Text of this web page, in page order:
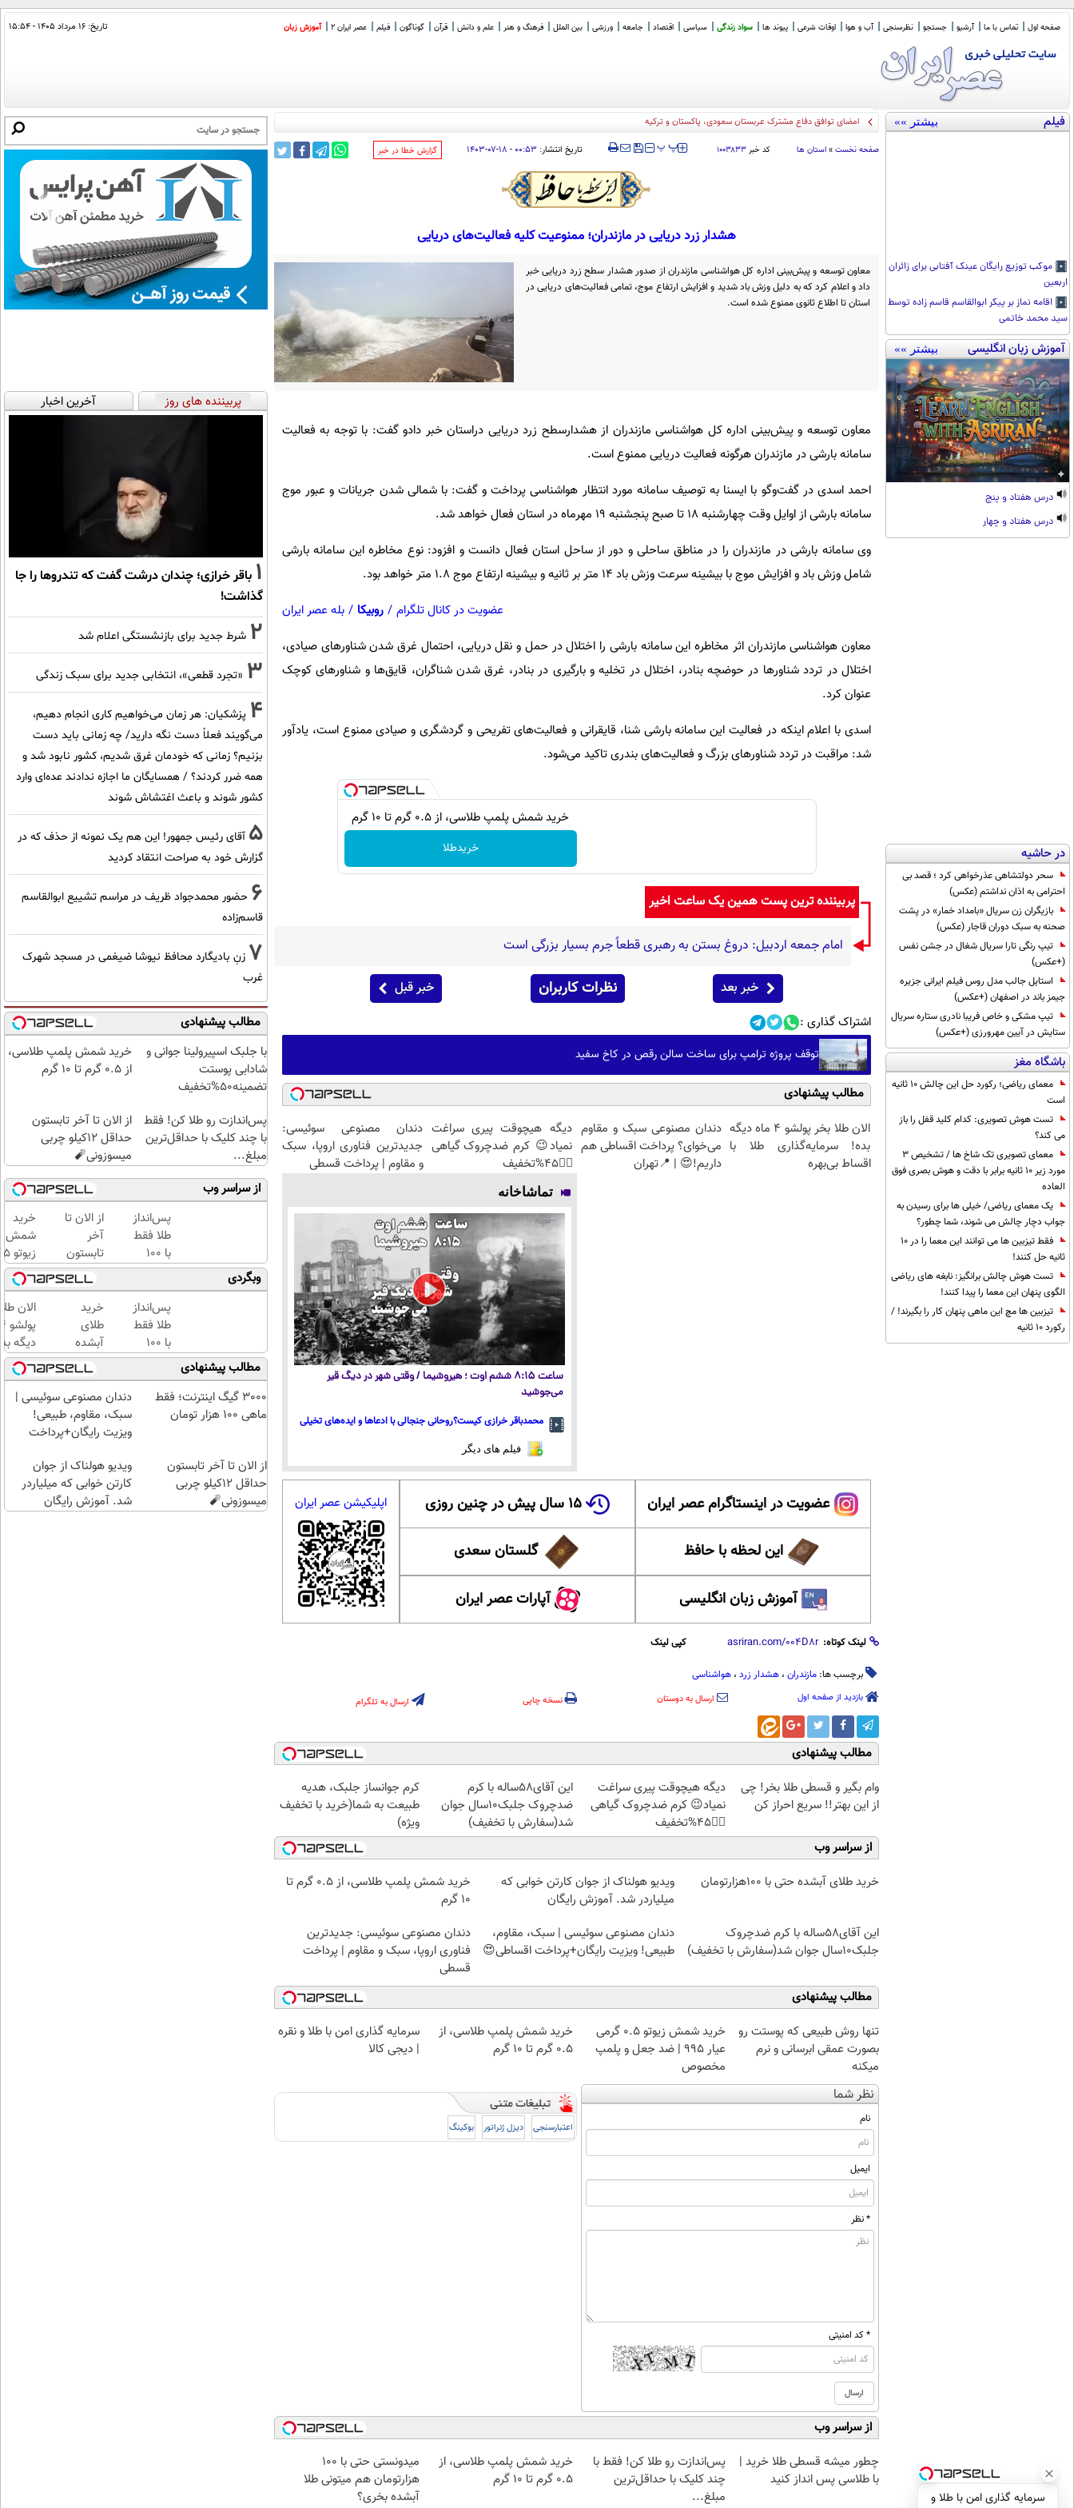
صفحه اول تماس با ما آرشیو جستجو نظرسنجی آب و هوا اوقات شرعی پیوند ها سواد زندگی سیاسی اقتصاد جامعه ورزشی بین الملل فرهنگ و هنر علم و دانش قرآن گوناگون فیلم عصر ایران 2 آموزش زبان تاریخ: ۱۶ مرداد ۱۴۰۵ - ۱۵:۵۴
فیلم بیشتر »»
موکب توزیع رایگان عینک آفتابی برای زائران
اربعین
اقامه نماز بر پیکر ابوالقاسم قاسم زاده توسط
سید محمد خاتمی
آموزش زبان انگلیسی بیشتر »»
درس هفتاد و پنج
درس هفتاد و چهار
در حاشیه
سحر دولتشاهی عذرخواهی کرد ؛ قصد بی
احترامی به اذان نداشتم (عکس)
بازیگران زن سریال «بامداد خمار» در پشت
صحنه به سبک دوران قاجار (عکس)
تیپ رنگی تارا سریال شغال در جشن نفس
(+عکس)
استایل جالب مدل روس فیلم ایرانی جزیره
جیمز باند در اصفهان (+عکس)
تیپ مشکی و خاص فریبا نادری ستاره سریال
ستایش در آیین مهرورزی (+عکس)
باشگاه مغز
معمای ریاضی؛ رکورد حل این چالش 10 ثانیه
است
تست هوش تصویری: کدام کلید قفل را باز
می کند؟
معمای تصویری تک شاخ ها / تشخیص 3
مورد زیر 10 ثانیه برابر با دقت و هوش بصری فوق
العاده
یک معمای ریاضی/ خیلی ها برای رسیدن به
جواب دچار چالش می شوند، شما چطور؟
فقط تیزبین ها می توانند این معما را در 10
ثانیه حل کنند!
تست هوش چالش برانگیز: نابغه های ریاضی
الگوی پنهان این معما را پیدا کنند!
تیزبین ها مچ این ماهی پنهان کار را بگیرند! /
رکورد 10 ثانیه
سخنگوی کمیسیون _
صفحه نخست » استان ها کد خبر ۱۰۰۳۸۳۳ ‍‍‍ پپ تاریخ انتشار: ۰۰:۵۳ - ۱۸-۰۷-۱۴۰۳ ‌گزارش خطا در خبر
هشدار زرد دریایی در مازندران؛ ممنوعیت کلیه فعالیت‌های دریایی
معاون توسعه و پیش‌بینی اداره کل هواشناسی مازندران از صدور هشدار سطح زرد دریایی خبر
داد و اعلام کرد که به دلیل وزش باد شدید و افزایش ارتفاع موج، تمامی فعالیت‌های دریایی در
استان تا اطلاع ثانوی ممنوع شده است.
معاون توسعه و پیش‌بینی اداره کل هواشناسی مازندران از هشدارسطح زرد دریایی دراستان خبر دادو گفت: با توجه به فعالیت
سامانه بارشی در مازندران هرگونه فعالیت دریایی ممنوع است.
احمد اسدی در گفت‌وگو با ایسنا به توصیف سامانه مورد انتظار هواشناسی پرداخت و گفت: با شمالی شدن جریانات و عبور موج
سامانه بارشی از اوایل وقت چهارشنبه ۱۸ تا صبح پنجشنبه ۱۹ مهرماه در استان فعال خواهد شد.
وی سامانه بارشی در مازندران را در مناطق ساحلی و دور از ساحل استان فعال دانست و افزود: نوع مخاطره این سامانه بارشی
شامل وزش باد و افزایش موج با بیشینه سرعت وزش باد ۱۴ متر بر ثانیه و بیشینه ارتفاع موج ۱.۸ متر خواهد بود.
عضویت در کانال تلگرام / روبیکا / بله عصر ایران
معاون هواشناسی مازندران اثر مخاطره این سامانه بارشی را اختلال در حمل و نقل دریایی، احتمال غرق شدن شناورهای صیادی،
اختلال در تردد شناورها در حوضچه بنادر، اختلال در تخلیه و بارگیری در بنادر، غرق شدن شناگران، قایق‌ها و شناورهای کوچک
عنوان کرد.
اسدی با اعلام اینکه در فعالیت این سامانه بارشی شنا، قایقرانی و فعالیت‌های تفریحی و گردشگری و صیادی ممنوع است، یادآور
شد: مراقبت در تردد شناورهای بزرگ و فعالیت‌های بندری تاکید می‌شود.
خرید شمش پلمپ طلاسی، از ۰.۵ گرم تا ۱۰ گرم
خریدطلا
پربیننده ترین پست همین یک ساعت اخیر
امام جمعه اردبیل: دروغ بستن به رهبری قطعاً جرم بسیار بزرگی است
خبر بعد نظرات کاربران خبر قبل
اشتراک گذاری :
توقف پروژه ترامپ برای ساخت سالن رقص در کاخ سفید
مطالب پیشنهادی
الان طلا بخر پولشو 4 ماه دیگه
بده! سرمایه‌گذاری طلا با
اقساط بی‌بهره
دندان مصنوعی سبک و مقاوم
می‌خوای؟ پرداخت اقساطی هم
داریم!😍 | 📍تهران
دیگه هیچوقت پیری سراغت
نمیاد😉 کرم ضدچروک گیاهی
👈🏻45%تخفیف
دندان مصنوعی سوئیسی:
جدیدترین فناوری اروپا، سبک
و مقاوم | پرداخت قسطی
تماشاخانه
ساعت ۸:۱۵ ششم اوت ؛ هیروشیما / وقتی شهر در دیگ قیر
می‌جوشید
محمدباقر خرازی کیست؟روحانی جنجالی با ادعاها و ایده‌های تخیلی
فیلم های دیگر
عضویت در اینستاگرام عصر ایران ۱۵ سال پیش در چنین روزی
این لحظه با حافظ گلستان سعدی
آموزش زبان انگلیسی آپارات عصر ایران
اپلیکیشن عصر ایران
لینک کوتاه: کپی لینک
برچسب ها: مازندران ، هشدار زرد ، هواشناسی
بازدید از صفحه اول ارسال به دوستان نسخه چاپی ارسال به تلگرام
مطالب پیشنهادی
وام بگیر و قسطی طلا بخر! چی
از این بهتر!! سریع احراز کن
دیگه هیچوقت پیری سراغت
نمیاد😉 کرم ضدچروک گیاهی
👈🏻45%تخفیف
این آقای58ساله با کرم
ضدچروک جلبک10سال جوان
شد(سفارش با تخفیف)
کرم جوانساز جلبک، هدیه
طبیعت به شما(خرید با تخفیف
ویژه)
از سراسر وب
خرید طلای آبشده حتی با ۱۰۰هزارتومان
ویدیو هولناک از جوان کارتن خوابی که
میلیاردر شد. آموزش رایگان
خرید شمش پلمپ طلاسی، از ۰.۵ گرم تا
۱۰ گرم
این آقای58ساله با کرم ضدچروک
جلبک10سال جوان شد(سفارش با تخفیف)
دندان مصنوعی سوئیسی | سبک، مقاوم،
طبیعی! ویزیت رایگان+پرداخت اقساطی😍
دندان مصنوعی سوئیسی: جدیدترین
فناوری اروپا، سبک و مقاوم | پرداخت
قسطی
مطالب پیشنهادی
تنها روش طبیعی که پوستت رو
بصورت عمقی ابرسانی و نرم
میکنه
خرید شمش زیوتو ۰.۵ گرمی
عیار ۹۹۵ | ضد جعل و پلمپ
مخصوص
خرید شمش پلمپ طلاسی، از
۰.۵ گرم تا ۱۰ گرم
سرمایه گذاری امن با طلا و نقره
| دیجی کالا
نظر شما
نام
ایمیل
* نظر
* کد امنیتی
اعتبارسنجی دیزل ژنراتور بوکینگ
از سراسر وب
چطور میشه قسطی طلا خرید |
با طلاسی پس انداز کنید
پس‌اندازت رو طلا کن! فقط با
چند کلیک با حداقل‌ترین
مبلغ...
خرید شمش پلمپ طلاسی، از
۰.۵ گرم تا ۱۰ گرم
میدونستی حتی با ۱۰۰
هزارتومان هم میتونی طلا
آبشده بخری؟
پربیننده های روز آخرین اخبار
1 باقر خرازی؛ چندان درشت گفت که تندروها را جا
گذاشت!
2 شرط جدید برای بازنشستگی اعلام شد
3 «تجرد قطعی»، انتخابی جدید برای سبک زندگی
4 پزشکیان: هر زمان می‌خواهیم کاری انجام دهیم،
می‌گویند فعلاً دست نگه دارید/ چه زمانی باید دست
بزنیم؟ زمانی که خودمان غرق شدیم، کشور نابود شد و
همه ضرر کردند؟ / همسایگان ما اجازه ندادند عده‌ای وارد
کشور شوند و باعث اغتشاش شوند
5 آقای رئیس جمهور! این هم یک نمونه از حذف که در
گزارش خود به صراحت انتقاد کردید
6 حضور محمدجواد ظریف در مراسم تشییع ابوالقاسم
قاسم‌زاده
7 زنِ بادیگارد محافظ نیوشا ضیغمی در مسجد شهرک
غرب
مطالب پیشنهادی
با جلبک اسپیرولینا جوانی و
شادابی پوستت
تضمینه50%تخفیف
خرید شمش پلمپ طلاسی،
از ۰.۵ گرم تا ۱۰ گرم
پس‌اندازت رو طلا کن! فقط
با چند کلیک با حداقل‌ترین
مبلغ...
از الان تا آخر تابستون
حداقل 12کیلو چربی
میسوزونی🧨
از سراسر وب
پس‌انداز
طلا فقط
با ۱۰۰
هزارتومان
(امن و
راحت)
از الان تا
آخر
تابستون
حداقل
12کیلو
چربی
میسوزونی
🧨
خرید
شمش
گرمی
عیار
| ضد
جعل و
پلمپ
وبگردی
پس‌انداز
طلا فقط
با ۱۰۰
هزارتومان
(امن و
راحت)
خرید
طلای
آبشده
حتی با
۱۰۰هزارتومان
الان
دیگه
طلا با
بی‌بهره
مطالب پیشنهادی
3000 گیگ اینترنت؛ فقط
ماهی 100 هزار تومان
دندان مصنوعی سوئیسی |
سبک، مقاوم، طبیعی!
ویزیت رایگان+پرداخت
از الان تا آخر تابستون
حداقل 12کیلو چربی
میسوزونی🧨
ویدیو هولناک از جوان
کارتن خوابی که میلیاردر
شد. آموزش رایگان
سرمایه گذاری امن با طلا و